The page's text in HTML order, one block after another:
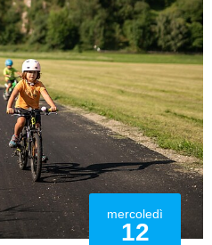
mercoledì
12